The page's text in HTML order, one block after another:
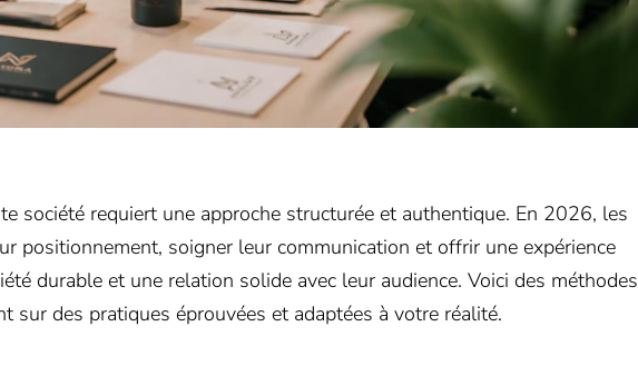
société requiert une approche structurée et authentique. En 2026, les
positionnement, soigner leur communication et offrir une expérience
durable et une relation solide avec leur audience. Voici des méthodes
sur des pratiques éprouvées et adaptées à votre réalité.